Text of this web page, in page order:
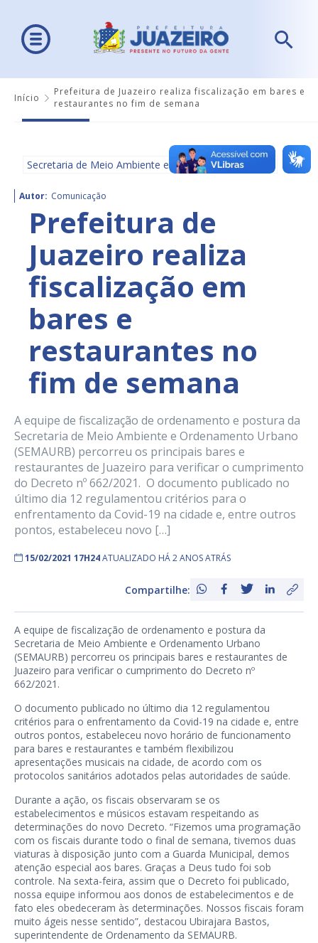
Início
Prefeitura de Juazeiro realiza fiscalização em bares e
restaurantes no fim de semana
Secretaria de Meio Ambiente e Ordenamento Urbano
Autor: Comunicação
Prefeitura de
Juazeiro realiza
fiscalização em
bares e
restaurantes no
fim de semana
A equipe de fiscalização de ordenamento e postura da
Secretaria de Meio Ambiente e Ordenamento Urbano
(SEMAURB) percorreu os principais bares e
restaurantes de Juazeiro para verificar o cumprimento
do Decreto nº 662/2021. O documento publicado no
último dia 12 regulamentou critérios para o
enfrentamento da Covid-19 na cidade e, entre outros
pontos, estabeleceu novo […]
15/02/2021 17H24ATUALIZADO HÁ 2 ANOS ATRÁS
Compartilhe:
A equipe de fiscalização de ordenamento e postura da
Secretaria de Meio Ambiente e Ordenamento Urbano
(SEMAURB) percorreu os principais bares e restaurantes de
Juazeiro para verificar o cumprimento do Decreto nº
662/2021.
O documento publicado no último dia 12 regulamentou
critérios para o enfrentamento da Covid-19 na cidade e, entre
outros pontos, estabeleceu novo horário de funcionamento
para bares e restaurantes e também flexibilizou
apresentações musicais na cidade, de acordo com os
protocolos sanitários adotados pelas autoridades de saúde.
Durante a ação, os fiscais observaram se os
estabelecimentos e músicos estavam respeitando as
determinações do novo Decreto. “Fizemos uma programação
com os fiscais durante todo o final de semana, tivemos duas
viaturas à disposição junto com a Guarda Municipal, demos
atenção especial aos bares. Graças a Deus tudo foi sob
controle. Na sexta-feira, assim que o Decreto foi publicado,
nossa equipe informou aos donos de estabelecimentos e de
fato eles obedeceram às determinações. Nossos fiscais foram
muito ágeis nesse sentido”, destacou Ubirajara Bastos,
superintendente de Ordenamento da SEMAURB.